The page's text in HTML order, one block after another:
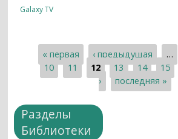
Galaxy TV
Страницы
« первая ‹ предыдущая …
10
11 12 13 14 15
›
последняя »
Разделы
Библиотеки